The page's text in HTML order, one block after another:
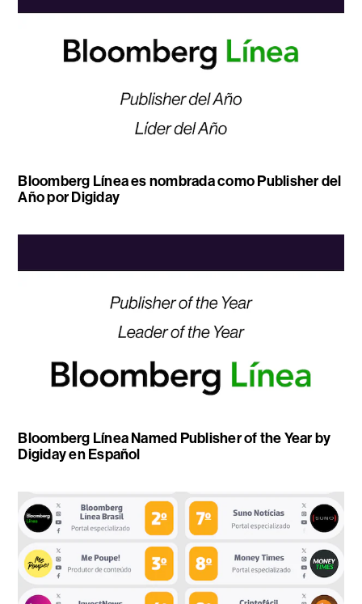
Bloomberg Línea es nombrada como Publisher del
Año por Digiday
Bloomberg Línea Named Publisher of the Year by
Digiday en Español